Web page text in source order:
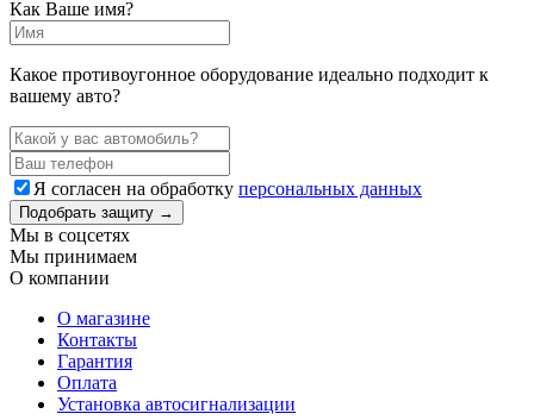
Как Ваше имя?
Какое противоугонное оборудование идеально подходит к
вашему авто?
Я согласен на обработку персональных данных
Подобрать защиту →
Мы в соцсетях
Мы принимаем
О компании
О магазине
Контакты
Гарантия
Оплата
Установка автосигнализации